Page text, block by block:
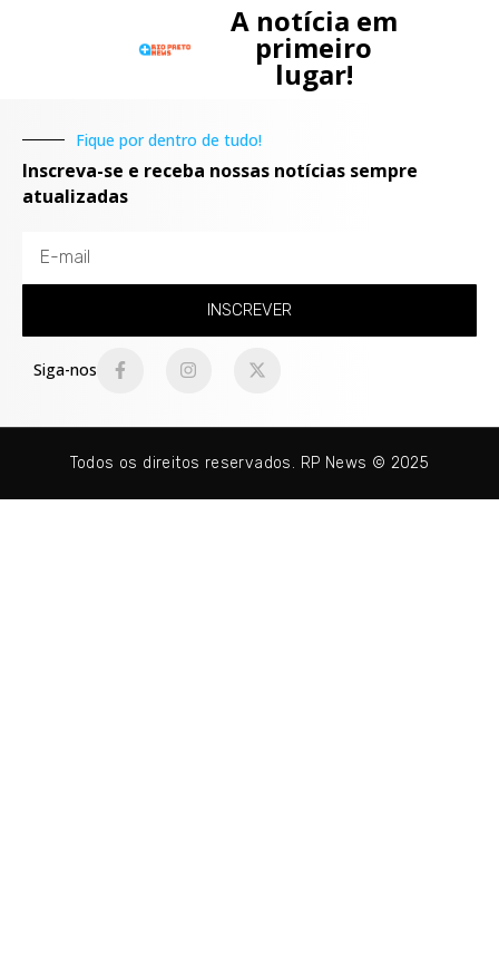
A notícia em
primeiro
lugar!
Fique por dentro de tudo!
Inscreva-se e receba nossas notícias sempre
atualizadas
INSCREVER
Siga-nos
Todos os direitos reservados. RP News © 2025